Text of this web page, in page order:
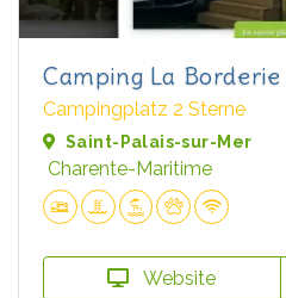
Camping La Borderie
Campingplatz 2 Sterne
Saint-Palais-sur-Mer
Charente-Maritime
Website